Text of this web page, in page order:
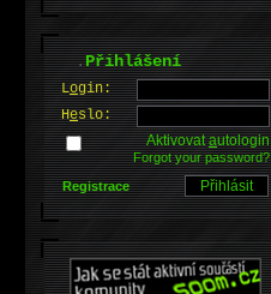
.Přihlášení
Login:
Heslo:
Aktivovatautologin
Forgot your password?
Registrace